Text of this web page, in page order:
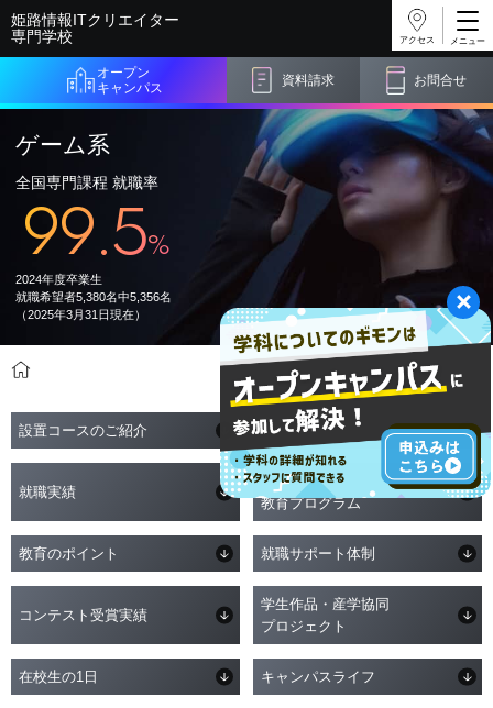
姫路情報ITクリエイター
専門学校
オープン
キャンパス
資料請求 お問合せ
アクセス
ゲーム系
全国専門課程 就職率
99.5%
2024年度卒業生
就職希望者5,380名中5,356名
（2025年3月31日現在）
設置コースのご紹介 2つのポイント
就職実績
質の高い
教育プログラム
教育のポイント 就職サポート体制
コンテスト受賞実績
学生作品・産学協同
プロジェクト
在校生の1日 キャンパスライフ